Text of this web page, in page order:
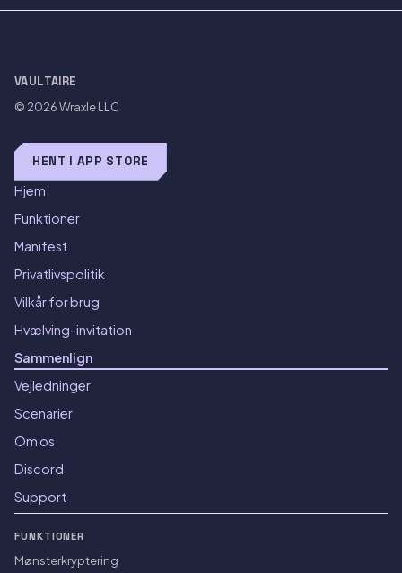
VAULTAIRE
© 2026Wraxle LLC
HENT I APP STORE
Hjem
Funktioner
Manifest
Privatlivspolitik
Vilkår for brug
Hvælving-invitation
Sammenlign
Vejledninger
Scenarier
Om os
Discord
Support
FUNKTIONER
Mønsterkryptering